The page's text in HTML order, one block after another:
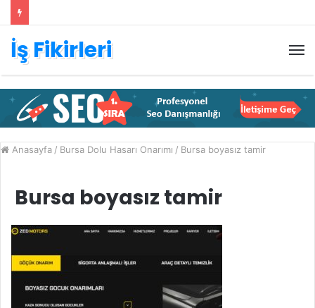
İş Fikirleri
Anasayfa / Bursa Dolu Hasarı Onarımı / Bursa boyasız tamir
Bursa boyasız tamir